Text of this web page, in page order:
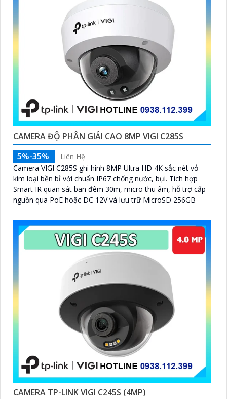
CAMERA ĐỘ PHÂN GIẢI CAO 8MP VIGI C285S
5%-35%
Liên Hệ
Camera VIGI C285S ghi hình 8MP Ultra HD 4K sắc nét vỏ
kim loại bền bỉ với chuẩn IP67 chống nước, bụi. Tích hợp
Smart IR quan sát ban đêm 30m, micro thu âm, hỗ trợ cấp
nguồn qua PoE hoặc DC 12V và lưu trữ MicroSD 256GB
CAMERA TP-LINK VIGI C245S (4MP)